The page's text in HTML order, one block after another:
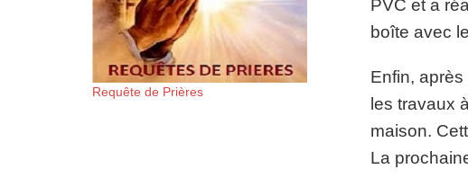
Requête de Prières
PVC et a
boîte avec
Enfin,
les travaux
maison.
La